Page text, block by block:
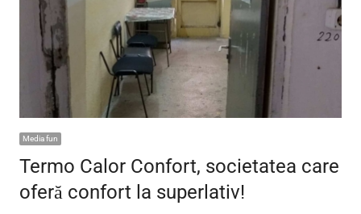
Media fun
Termo Calor Confort, societatea care
oferă confort la superlativ!